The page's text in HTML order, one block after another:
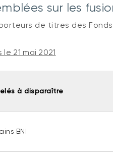
sur les
de titres des
21 mai 2021
à disparaître
BNI